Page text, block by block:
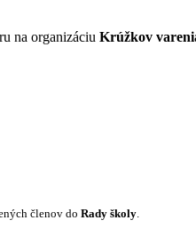
na organizáciu Krúžkov
členov do Rady školy.